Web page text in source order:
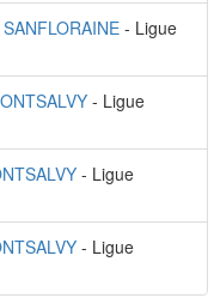
- Ligue
- Ligue
- Ligue
- Ligue